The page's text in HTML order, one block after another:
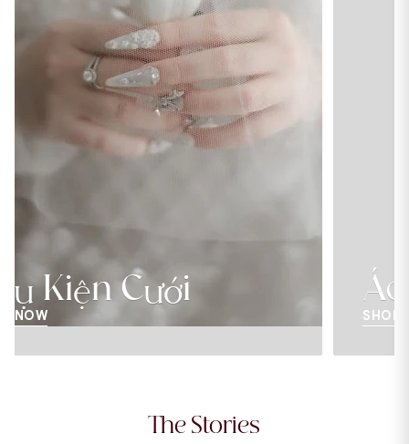
Áo Dài Cưới
SHOP NOW
The Stories